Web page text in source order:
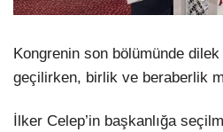
Kongrenin son bölümünde
geçilirken, birlik ve beraberlik
İlker Celep’in başkanlığa